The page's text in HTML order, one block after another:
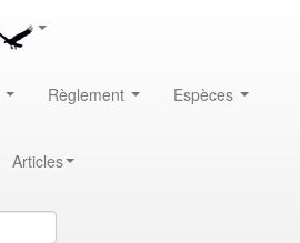
Règlement Espèces
Articles